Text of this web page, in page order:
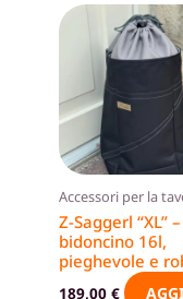
Accessori per la
Z-Saggerl “XL” –
bidoncino 16l,
pieghevole e
189,00€